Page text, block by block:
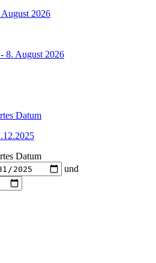
2026
8. August 2026
Datum
Datum
und